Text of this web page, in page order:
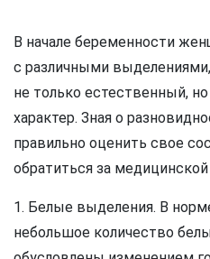
В начале беременности
с различными
не только естественный,
характер. Зная о
правильно оценить свое
обратиться за
1. Белые выделения. В
небольшое количество